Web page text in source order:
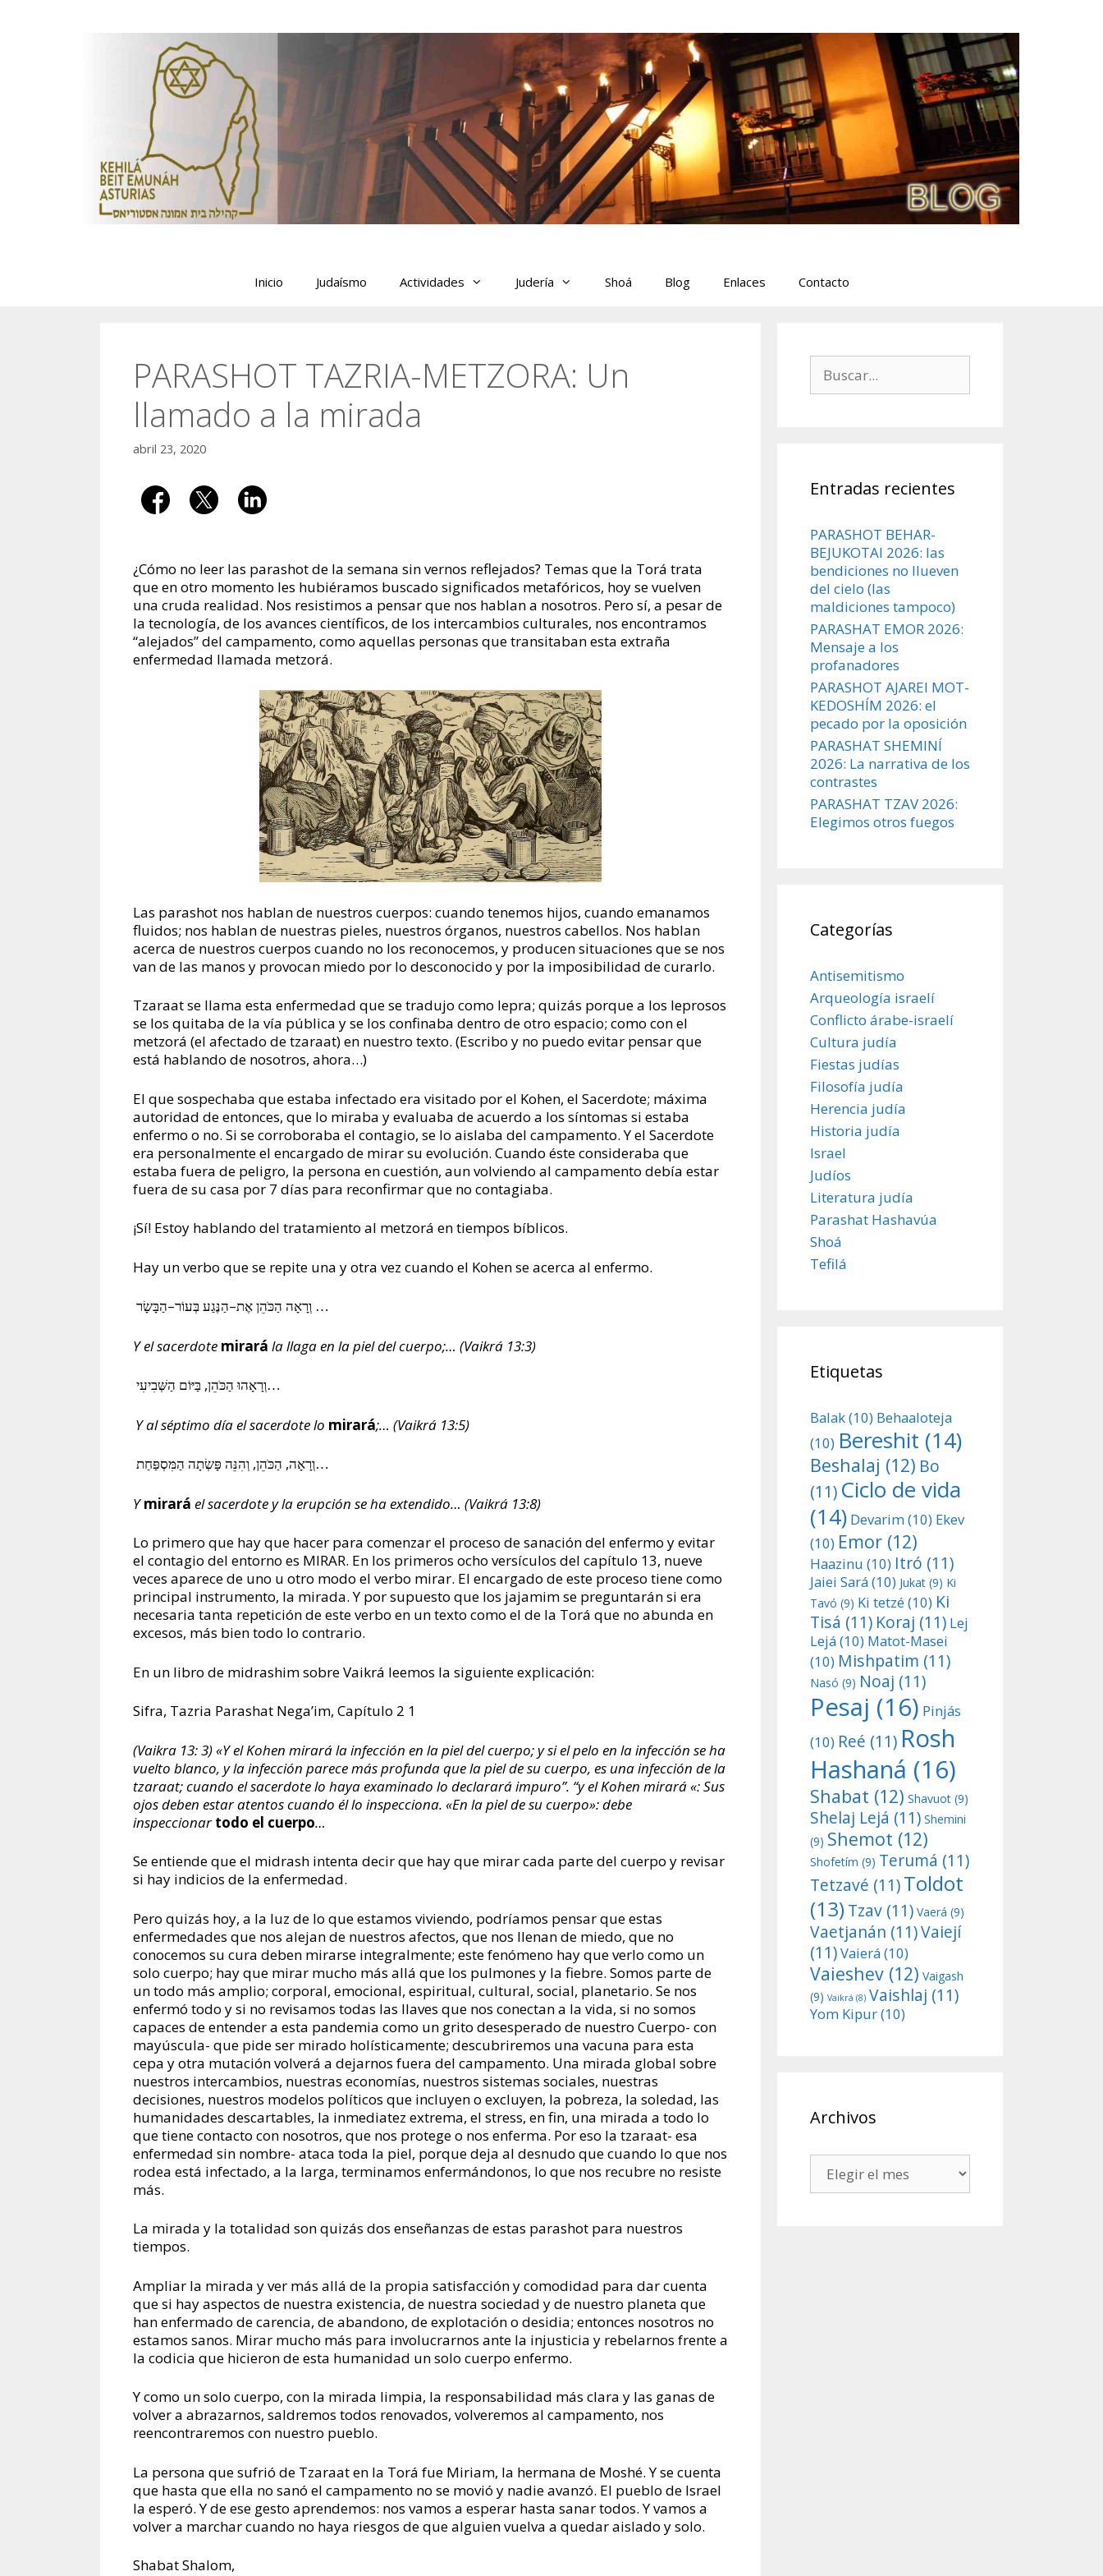
Inicio Judaísmo Actividades Judería Shoá Blog Enlaces Contacto
PARASHOT TAZRIA-METZORA: Un
llamado a la mirada
abril 23, 2020
¿Cómo no leer las parashot de la semana sin vernos reflejados? Temas que la Torá trata
que en otro momento les hubiéramos buscado significados metafóricos, hoy se vuelven
una cruda realidad. Nos resistimos a pensar que nos hablan a nosotros. Pero sí, a pesar de
la tecnología, de los avances científicos, de los intercambios culturales, nos encontramos
“alejados” del campamento, como aquellas personas que transitaban esta extraña
enfermedad llamada metzorá.
Las parashot nos hablan de nuestros cuerpos: cuando tenemos hijos, cuando emanamos
fluidos; nos hablan de nuestras pieles, nuestros órganos, nuestros cabellos. Nos hablan
acerca de nuestros cuerpos cuando no los reconocemos, y producen situaciones que se nos
van de las manos y provocan miedo por lo desconocido y por la imposibilidad de curarlo.
Tzaraat se llama esta enfermedad que se tradujo como lepra; quizás porque a los leprosos
se los quitaba de la vía pública y se los confinaba dentro de otro espacio; como con el
metzorá (el afectado de tzaraat) en nuestro texto. (Escribo y no puedo evitar pensar que
está hablando de nosotros, ahora…)
El que sospechaba que estaba infectado era visitado por el Kohen, el Sacerdote; máxima
autoridad de entonces, que lo miraba y evaluaba de acuerdo a los síntomas si estaba
enfermo o no. Si se corroboraba el contagio, se lo aislaba del campamento. Y el Sacerdote
era personalmente el encargado de mirar su evolución. Cuando éste consideraba que
estaba fuera de peligro, la persona en cuestión, aun volviendo al campamento debía estar
fuera de su casa por 7 días para reconfirmar que no contagiaba.
¡Sí! Estoy hablando del tratamiento al metzorá en tiempos bíblicos.
Hay un verbo que se repite una y otra vez cuando el Kohen se acerca al enfermo.
וְרָאָה הַכֹּהֵן אֶת–הַנֶּגַע בְּעוֹר– הַבָּשָׂר …
Y el sacerdote mirará la llaga en la piel del cuerpo;… (Vaikrá 13:3)
וְרָאָהוּ הַכֹּהֵן, בַּיּוֹם הַשְּׁבִיעִי…
Y al séptimo día el sacerdote lo mirará;… (Vaikrá 13:5)
וְרָאָה, הַכֹּהֵן, וְהִנֵּה פָּשְׂתָה הַמִּסְפַּחַת…
Ymirará el sacerdote y la erupción se ha extendido… (Vaikrá 13:8)
Lo primero que hay que hacer para comenzar el proceso de sanación del enfermo y evitar
el contagio del entorno es MIRAR. En los primeros ocho versículos del capítulo 13, nueve
veces aparece de uno u otro modo el verbo mirar. El encargado de este proceso tiene como
principal instrumento, la mirada. Y por supuesto que los jajamim se preguntarán si era
necesaria tanta repetición de este verbo en un texto como el de la Torá que no abunda en
excesos, más bien todo lo contrario.
En un libro de midrashim sobre Vaikrá leemos la siguiente explicación:
Sifra, Tazria Parashat Nega’im, Capítulo 2 1
(Vaikra 13: 3) «Y el Kohen mirará la infección en la piel del cuerpo; y si el pelo en la infección se ha
vuelto blanco, y la infección parece más profunda que la piel de su cuerpo, es una infección de la
tzaraat; cuando el sacerdote lo haya examinado lo declarará impuro”. “y el Kohen mirará «: Sus
ojos deben estar atentos cuando él lo inspecciona. «En la piel de su cuerpo»: debe
inspeccionartodo el cuerpo…
Se entiende que el midrash intenta decir que hay que mirar cada parte del cuerpo y revisar
si hay indicios de la enfermedad.
Pero quizás hoy, a la luz de lo que estamos viviendo, podríamos pensar que estas
enfermedades que nos alejan de nuestros afectos, que nos llenan de miedo, que no
conocemos su cura deben mirarse integralmente; este fenómeno hay que verlo como un
solo cuerpo; hay que mirar mucho más allá que los pulmones y la fiebre. Somos parte de
un todo más amplio; corporal, emocional, espiritual, cultural, social, planetario. Se nos
enfermó todo y si no revisamos todas las llaves que nos conectan a la vida, si no somos
capaces de entender a esta pandemia como un grito desesperado de nuestro Cuerpo- con
mayúscula- que pide ser mirado holísticamente; descubriremos una vacuna para esta
cepa y otra mutación volverá a dejarnos fuera del campamento. Una mirada global sobre
nuestros intercambios, nuestras economías, nuestros sistemas sociales, nuestras
decisiones, nuestros modelos políticos que incluyen o excluyen, la pobreza, la soledad, las
humanidades descartables, la inmediatez extrema, el stress, en fin, una mirada a todo lo
que tiene contacto con nosotros, que nos protege o nos enferma. Por eso la tzaraat- esa
enfermedad sin nombre- ataca toda la piel, porque deja al desnudo que cuando lo que nos
rodea está infectado, a la larga, terminamos enfermándonos, lo que nos recubre no resiste
más.
La mirada y la totalidad son quizás dos enseñanzas de estas parashot para nuestros
tiempos.
Ampliar la mirada y ver más allá de la propia satisfacción y comodidad para dar cuenta
que si hay aspectos de nuestra existencia, de nuestra sociedad y de nuestro planeta que
han enfermado de carencia, de abandono, de explotación o desidia; entonces nosotros no
estamos sanos. Mirar mucho más para involucrarnos ante la injusticia y rebelarnos frente a
la codicia que hicieron de esta humanidad un solo cuerpo enfermo.
Y como un solo cuerpo, con la mirada limpia, la responsabilidad más clara y las ganas de
volver a abrazarnos, saldremos todos renovados, volveremos al campamento, nos
reencontraremos con nuestro pueblo.
La persona que sufrió de Tzaraat en la Torá fue Miriam, la hermana de Moshé. Y se cuenta
que hasta que ella no sanó el campamento no se movió y nadie avanzó. El pueblo de Israel
la esperó. Y de ese gesto aprendemos: nos vamos a esperar hasta sanar todos. Y vamos a
volver a marchar cuando no haya riesgos de que alguien vuelva a quedar aislado y solo.
Shabat Shalom,
Entradas recientes
PARASHOT BEHAR-
BEJUKOTAI 2026: las
bendiciones no llueven
del cielo (las
maldiciones tampoco)
PARASHAT EMOR 2026:
Mensaje a los
profanadores
PARASHOT AJAREI MOT-
KEDOSHÍM 2026: el
pecado por la oposición
PARASHAT SHEMINÍ
2026: La narrativa de los
contrastes
PARASHAT TZAV 2026:
Elegimos otros fuegos
Categorías
Antisemitismo
Arqueología israelí
Conflicto árabe-israelí
Cultura judía
Fiestas judías
Filosofía judía
Herencia judía
Historia judía
Israel
Judíos
Literatura judía
Parashat Hashavúa
Shoá
Tefilá
Etiquetas
Balak(10) Behaaloteja
(10) Bereshit (14)
Beshalaj (12) Bo
(11) Ciclo de vida
(14) Devarim(10) Ekev
(10) Emor (12)
Haazinu (10) Itró (11)
Jaiei Sará(10) Jukat (9) Ki
Tavó (9) Ki tetzé(10) Ki
Tisá (11) Koraj (11) Lej
Lejá(10) Matot-Masei
(10) Mishpatim (11)
Nasó (9) Noaj (11)
Pesaj (16) Pinjás
(10) Reé (11) Rosh
Hashaná (16)
Shabat (12) Shavuot (9)
Shelaj Lejá (11) Shemini
(9) Shemot (12)
Shofetím (9) Terumá (11)
Tetzavé (11)Toldot
(13) Tzav (11) Vaerá (9)
Vaetjanán (11)Vaiejí
(11)Vaierá(10)
Vaieshev (12) Vaigash
(9) Vaikrá (8) Vaishlaj (11)
Yom Kipur(10)
Archivos